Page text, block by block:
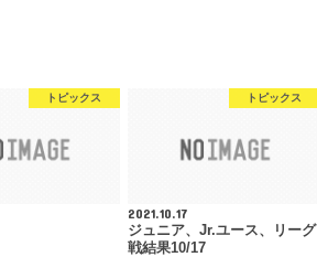
トピックス トピックス
2021.10.17
ジュニア、Jr.ユース、リーグ
戦結果10/17